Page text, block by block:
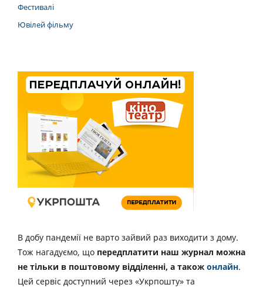
Фестивалі
Ювілей фільму
В добу пандемії не варто зайвий раз виходити з дому.
Тож нагадуємо, що передплатити наш журнал можна
не тільки в поштовому відділенні, а також онлайн.
Цей сервіс доступний через «Укрпошту» та